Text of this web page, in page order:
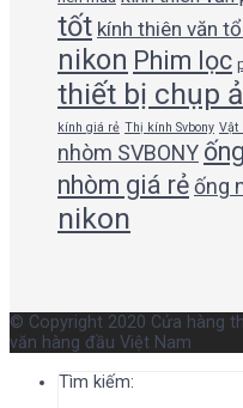
tốt kính thiên văn
nikon Phim lọc
thiết bị chụp
kính giá rẻ Thị kính Svbony Vật
nhòm SVBONY
nhòm giá rẻ ống
nikon
© Copyright 2020 Cửa hàng
văn hàng đầu Việt Nam
Tìm kiếm: